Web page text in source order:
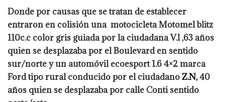
Donde por causas que se tratan de establecer
entraron en colisión una motocicleta Motomel blitz
110c.c color gris guiada por la ciudadana V.l ,63 años
quien se desplazaba por el Boulevard en sentido
sur/norte y un automóvil ecoesport 1.6 4×2 marca
Ford tipo rural conducido por el ciudadanoZ.N,40
años quien se desplazaba por calle Conti sentido